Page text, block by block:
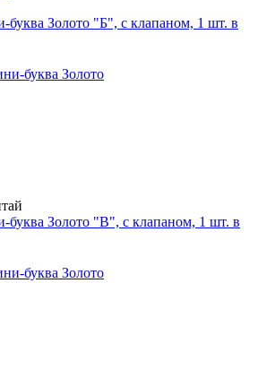
Золото "Б", с клапаном, 1 шт. в
Золото "В", с клапаном, 1 шт. в